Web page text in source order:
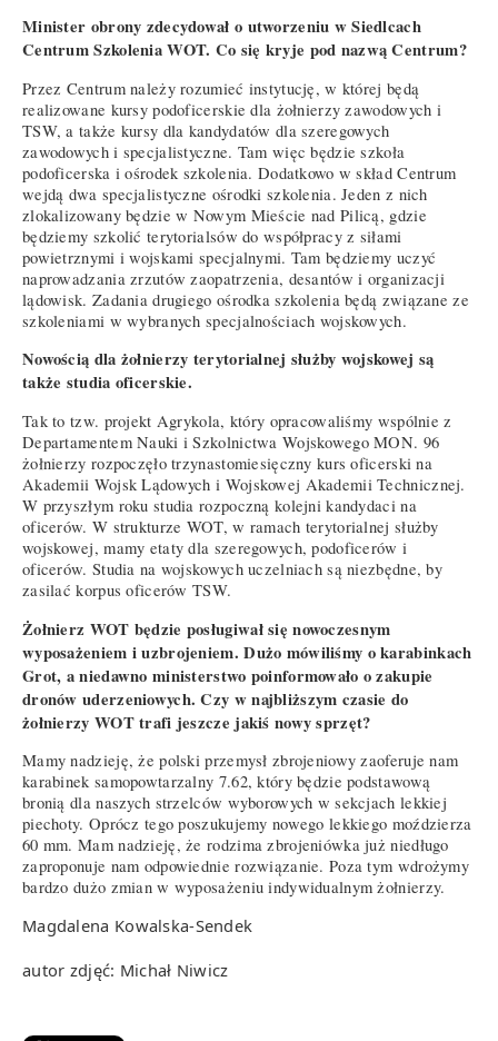
Minister obrony zdecydował o utworzeniu w Siedlcach
Centrum Szkolenia WOT. Co się kryje pod nazwą Centrum?
Przez Centrum należy rozumieć instytucję, w której będą
realizowane kursy podoficerskie dla żołnierzy zawodowych i
TSW, a także kursy dla kandydatów dla szeregowych
zawodowych i specjalistyczne. Tam więc będzie szkoła
podoficerska i ośrodek szkolenia. Dodatkowo w skład Centrum
wejdą dwa specjalistyczne ośrodki szkolenia. Jeden z nich
zlokalizowany będzie w Nowym Mieście nad Pilicą, gdzie
będziemy szkolić terytorialsów do współpracy z siłami
powietrznymi i wojskami specjalnymi. Tam będziemy uczyć
naprowadzania zrzutów zaopatrzenia, desantów i organizacji
lądowisk. Zadania drugiego ośrodka szkolenia będą związane ze
szkoleniami w wybranych specjalnościach wojskowych.
Nowością dla żołnierzy terytorialnej służby wojskowej są
także studia oficerskie.
Tak to tzw. projekt Agrykola, który opracowaliśmy wspólnie z
Departamentem Nauki i Szkolnictwa Wojskowego MON. 96
żołnierzy rozpoczęło trzynastomiesięczny kurs oficerski na
Akademii Wojsk Lądowych i Wojskowej Akademii Technicznej.
W przyszłym roku studia rozpoczną kolejni kandydaci na
oficerów. W strukturze WOT, w ramach terytorialnej służby
wojskowej, mamy etaty dla szeregowych, podoficerów i
oficerów. Studia na wojskowych uczelniach są niezbędne, by
zasilać korpus oficerów TSW.
Żołnierz WOT będzie posługiwał się nowoczesnym
wyposażeniem i uzbrojeniem. Dużo mówiliśmy o karabinkach
Grot, a niedawno ministerstwo poinformowało o zakupie
dronów uderzeniowych. Czy w najbliższym czasie do
żołnierzy WOT trafi jeszcze jakiś nowy sprzęt?
Mamy nadzieję, że polski przemysł zbrojeniowy zaoferuje nam
karabinek samopowtarzalny 7.62, który będzie podstawową
bronią dla naszych strzelców wyborowych w sekcjach lekkiej
piechoty. Oprócz tego poszukujemy nowego lekkiego moździerza
60 mm. Mam nadzieję, że rodzima zbrojeniówka już niedługo
zaproponuje nam odpowiednie rozwiązanie. Poza tym wdrożymy
bardzo dużo zmian w wyposażeniu indywidualnym żołnierzy.
Magdalena Kowalska-Sendek
autor zdjęć: Michał Niwicz